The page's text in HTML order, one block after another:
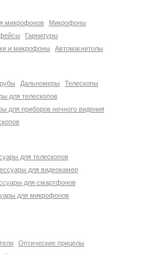
микрофонов
Микрофоны
Гарнитуры
и микрофоны Автомагнитолы
Дальномеры
Телескопы
для телескопов
для приборов ночного видения
для телескопов
для видеокамер
для смартфонов
для микрофонов
Оптические прицелы